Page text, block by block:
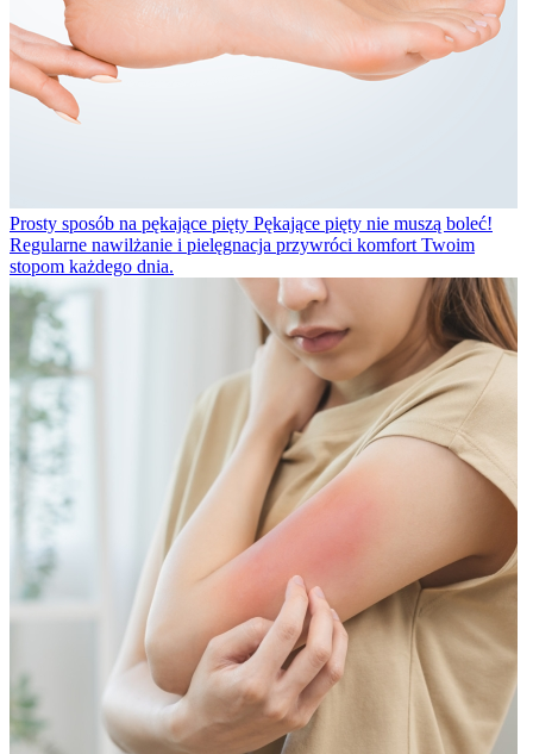
Prosty sposób na pękające pięty Pękające pięty nie muszą boleć!
Regularne nawilżanie i pielęgnacja przywróci komfort Twoim
stopom każdego dnia.